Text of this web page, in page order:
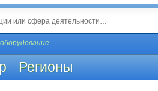
Регионы